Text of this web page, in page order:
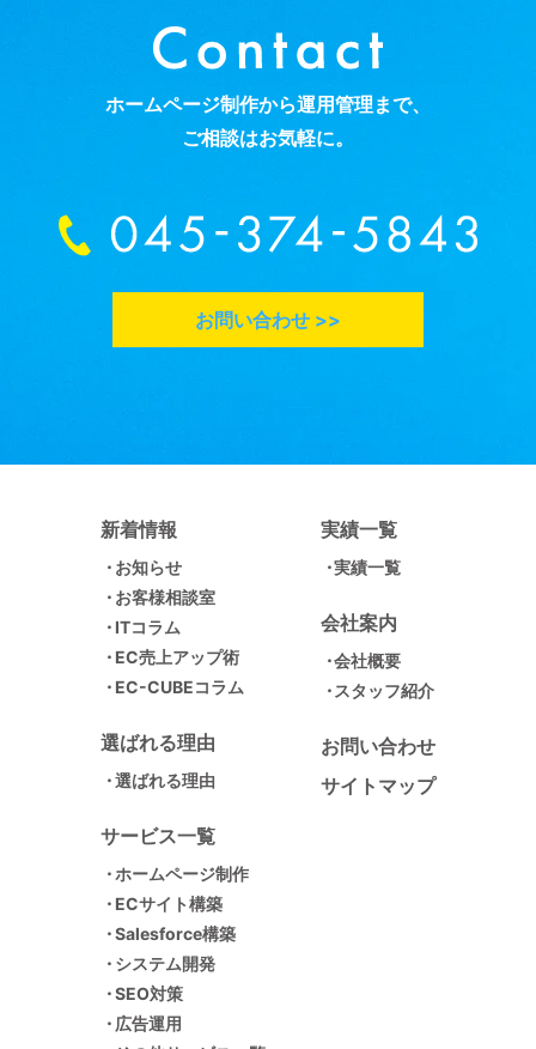
ホームページ制作から運用管理まで、
ご相談はお気軽に。
お問い合わせ >>
新着情報
お知らせ
お客様相談室
ITコラム
EC売上アップ術
EC-CUBEコラム
選ばれる理由
選ばれる理由
サービス一覧
ホームページ制作
ECサイト構築
Salesforce構築
システム開発
SEO対策
広告運用
実績一覧
実績一覧
会社案内
会社概要
スタッフ紹介
お問い合わせ
サイトマップ